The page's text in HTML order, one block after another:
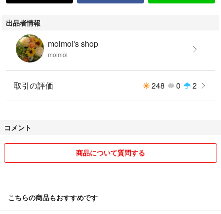
出品者情報
moimoi's shop
moimoi
取引の評価 248 0 2
コメント
商品について質問する
こちらの商品もおすすめです